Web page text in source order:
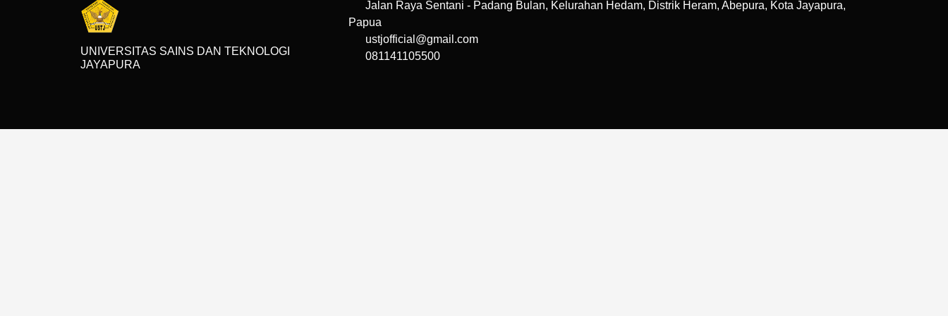
UNIVERSITAS SAINS DAN TEKNOLOGI
JAYAPURA
Jalan Raya Sentani - Padang Bulan, Kelurahan Hedam, Distrik Heram, Abepura, Kota Jayapura,
Papua
ustjofficial@gmail.com
081141105500